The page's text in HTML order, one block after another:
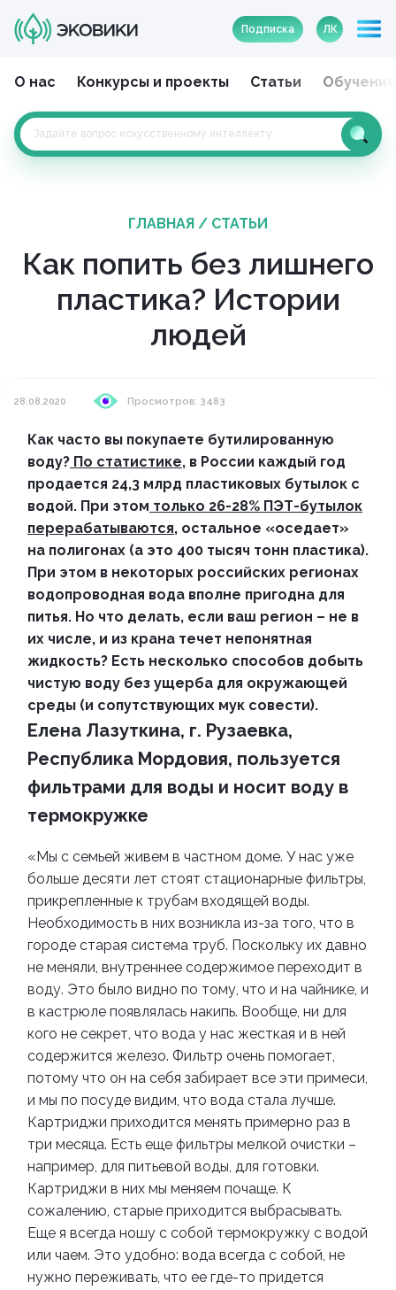
Подписка ЛК
О нас Конкурсы и проекты Статьи Обучение
ГЛАВНАЯ / СТАТЬИ
Как попить без лишнего
пластика? Истории
людей
28.08.2020 Просмотров: 3483
Как часто вы покупаете бутилированную
воду? По статистике, в России каждый год
продается 24,3 млрд пластиковых бутылок с
водой. При этом только 26-28% ПЭТ-бутылок
перерабатываются, остальное «оседает»
на полигонах (а это 400 тысяч тонн пластика).
При этом в некоторых российских регионах
водопроводная вода вполне пригодна для
питья. Но что делать, если ваш регион – не в
их числе, и из крана течет непонятная
жидкость? Есть несколько способов добыть
чистую воду без ущерба для окружающей
среды (и сопутствующих мук совести).
Елена Лазуткина, г. Рузаевка,
Республика Мордовия, пользуется
фильтрами для воды и носит воду в
термокружке
«Мы с семьей живем в частном доме. У нас уже
больше десяти лет стоят стационарные фильтры,
прикрепленные к трубам входящей воды.
Необходимость в них возникла из-за того, что в
городе старая система труб. Поскольку их давно
не меняли, внутреннее содержимое переходит в
воду. Это было видно по тому, что и на чайнике, и
в кастрюле появлялась накипь. Вообще, ни для
кого не секрет, что вода у нас жесткая и в ней
содержится железо. Фильтр очень помогает,
потому что он на себя забирает все эти примеси,
и мы по посуде видим, что вода стала лучше.
Картриджи приходится менять примерно раз в
три месяца. Есть еще фильтры мелкой очистки –
например, для питьевой воды, для готовки.
Картриджи в них мы меняем почаще. К
сожалению, старые приходится выбрасывать.
Еще я всегда ношу с собой термокружку с водой
или чаем. Это удобно: вода всегда с собой, не
нужно переживать, что ее где-то придется